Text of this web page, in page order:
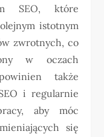
SEO, które
istotnym
zwrotnych, co
w oczach
także
i regularnie
aby móc
się